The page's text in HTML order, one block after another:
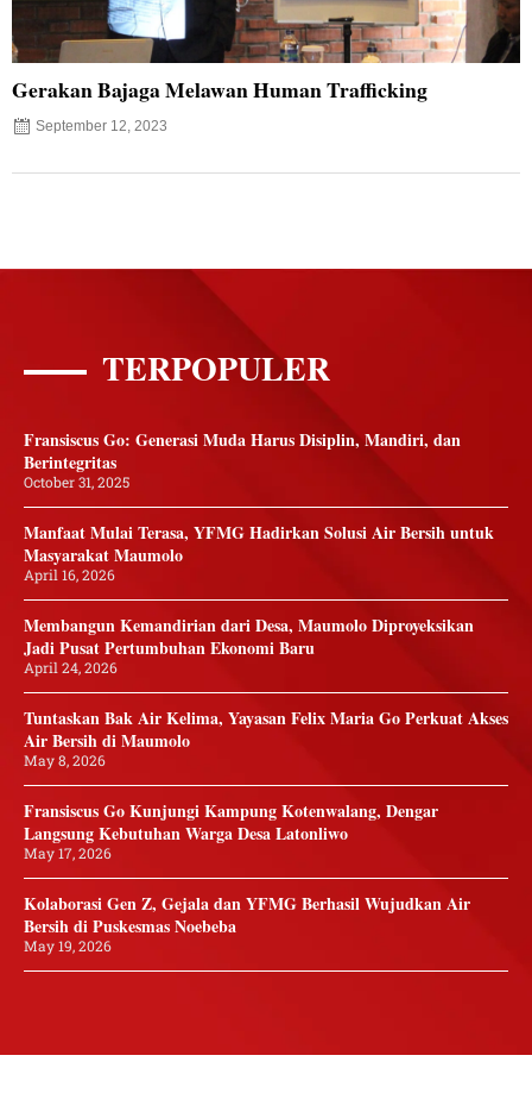
Gerakan Bajaga Melawan Human Trafficking
September 12, 2023
TERPOPULER
Fransiscus Go: Generasi Muda Harus Disiplin, Mandiri, dan
Berintegritas
October 31, 2025
Manfaat Mulai Terasa, YFMG Hadirkan Solusi Air Bersih untuk
Masyarakat Maumolo
April 16, 2026
Membangun Kemandirian dari Desa, Maumolo Diproyeksikan
Jadi Pusat Pertumbuhan Ekonomi Baru
April 24, 2026
Tuntaskan Bak Air Kelima, Yayasan Felix Maria Go Perkuat Akses
Air Bersih di Maumolo
May 8, 2026
Fransiscus Go Kunjungi Kampung Kotenwalang, Dengar
Langsung Kebutuhan Warga Desa Latonliwo
May 17, 2026
Kolaborasi Gen Z, Gejala dan YFMG Berhasil Wujudkan Air
Bersih di Puskesmas Noebeba
May 19, 2026